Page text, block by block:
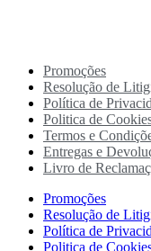
Promoções
Resolução de
Política de
Politica de
Termos e
Entregas e
Livro de
Promoções
Resolução de
Política de
Politica de